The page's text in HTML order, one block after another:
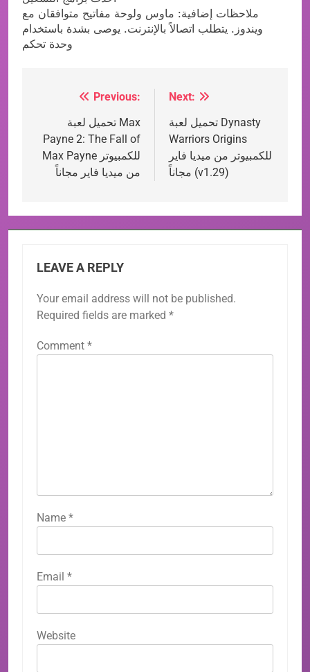
ملاحظات إضافية: ماوس ولوحة مفاتيح متوافقان مع
ويندوز. يتطلب اتصالاً بالإنترنت. يوصى بشدة باستخدام
وحدة تحكم
العاب وايفاي WIFI4Games
navigation
Previous:
تحميل لعبة Max
Payne 2: The Fall of
Max Payne للكمبيوتر
من ميديا فاير مجاناً
Next:
تحميل لعبة Dynasty
Warriors Origins
للكمبيوتر من ميديا فاير
مجاناً (v1.29)
LEAVE A REPLY
Your email address will not be published.
Required fields are marked *
Comment *
Name *
Email *
Website